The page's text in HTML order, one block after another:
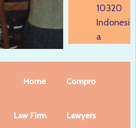
10320
Indonesi
a
Home Compro
Law Firm Lawyers